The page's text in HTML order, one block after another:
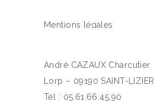
Mentions légales
André CAZAUX Charcutier
Lorp – 09190 SAINT-LIZIER
Tél : 05.61.66.45.90